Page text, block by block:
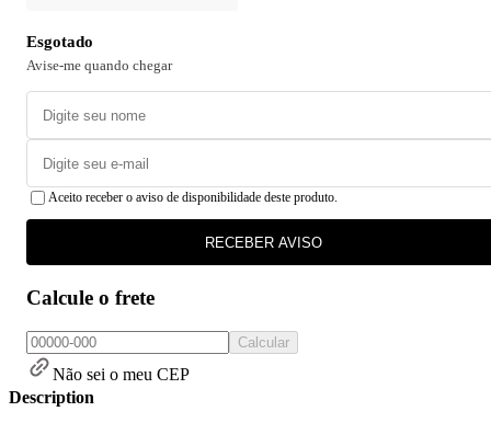
Esgotado
Avise-me quando chegar
Aceito receber o aviso de disponibilidade deste produto.
RECEBER AVISO
Calcule o frete
Calcular
Não sei o meu CEP
Description